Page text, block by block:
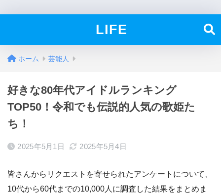
LIFE
ホーム 芸能人
好きな80年代アイドルランキング
TOP50！令和でも伝説的人気の歌姫た
ち！
2025年5月1日 2025年5月4日
皆さんからリクエストを寄せられたアンケートについて、
10代から60代までの10,000人に調査した結果をまとめま